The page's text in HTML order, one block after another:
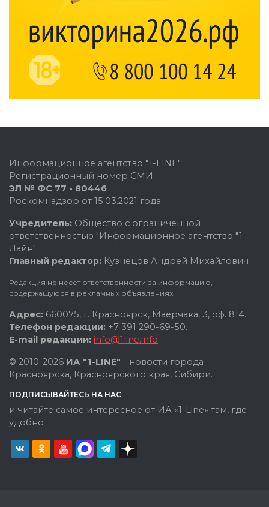
Информационное агентство "1-LINE"
Регистрационный номер СМИ
ЭЛ № ФС 77 - 80446
Роскомнадзор от 15.03.2021 года
Учредитель: Общество с ограниченной
ответственностью "Информационное агентство "1-
Лайн"
Главный редактор: Кузнецов Андрей Михайлович
Редакция не несет ответственности за информацию,
содержащуюся в рекламных объявлениях.
Адрес: 660075, г. Красноярск, Маерчака, 3, оф. 814.
Телефон редакции: +7 391 290-69-50.
E-mail редакции: info@1line.info
© 2010-2026 ИА "1-LINE" - новости города
Красноярска, Красноярского края, Сибири.
ПОДПИСЫВАЙТЕСЬ НА НАС
и читайте самое интересное от ИА «1-Line» там, где
удобно